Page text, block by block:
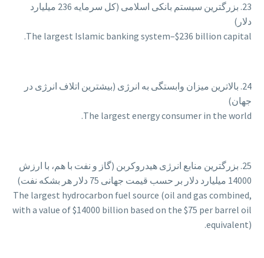
23. بزرگترین سیستم بانکی اسلامی (کل سرمایه 236 میلیارد
دلار)
The largest Islamic banking system–$236 billion capital.
24. بالاترین میزان وابستگی به انرژی (بیشترین اتلاف انرژی در
جهان)
The largest energy consumer in the world.
25. بزرگترین منابع انرژی هیدروکربن (گاز و نفت با هم، با ارزش
14000 میلیارد دلار بر حسب قیمت جهانی 75 دلار هر بشکه نفت)
The largest hydrocarbon fuel source (oil and gas combined,
with a value of $14000 billion based on the $75 per barrel oil
equivalent).